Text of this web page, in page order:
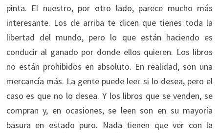
pinta. El nuestro, por otro lado, parece mucho más
interesante. Los de arriba te dicen que tienes toda la
libertad del mundo, pero lo que están haciendo es
conducir al ganado por donde ellos quieren. Los libros
no están prohibidos en absoluto. En realidad, son una
mercancía más. La gente puede leer si lo desea, pero el
caso es que no lo desea. Y los libros que se venden, se
compran y, en ocasiones, se leen son en su mayoría
basura en estado puro. Nada tienen que ver con la